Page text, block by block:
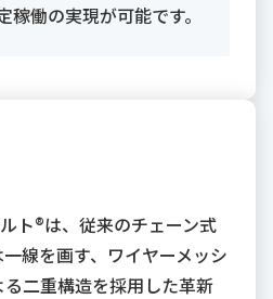
働の実現が可能です。
ト®は、従来のチェーン式
線を画す、ワイヤーメッシ
二重構造を採用した革新